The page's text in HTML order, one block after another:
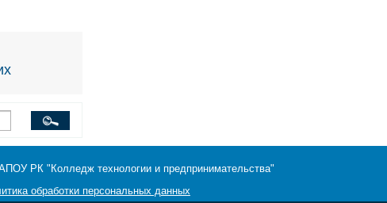
РК "Колледж технологии и предпринимательства"
обработки персональных данных